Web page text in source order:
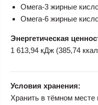
Омега-3 жирные
Омега-6 жирные
Энергетическая
1 613,94 кДж (385,74
Условия хранения:
Хранить в тёмном месте